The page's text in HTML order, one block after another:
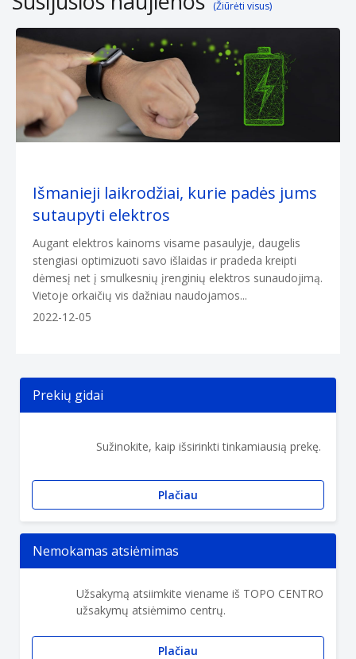
(Žiūrėti visus)
Išmanieji laikrodžiai, kurie padės jums
sutaupyti elektros
Augant elektros kainoms visame pasaulyje, daugelis
stengiasi optimizuoti savo išlaidas ir pradeda kreipti
dėmesį net į smulkesnių įrenginių elektros sunaudojimą.
Vietoje orkaičių vis dažniau naudojamos...
2022-12-05
Prekių gidai
Sužinokite, kaip išsirinkti tinkamiausią prekę.
Plačiau
Nemokamas atsiėmimas
Užsakymą atsiimkite viename iš TOPO CENTRO
užsakymų atsiėmimo centrų.
Plačiau